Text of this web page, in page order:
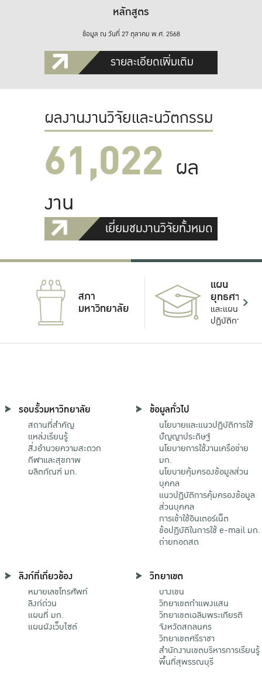
หลักสูตร
ข้อมูล ณ วันที่ 27 ตุลาคม พ.ศ. 2568
รายละเอียดเพิ่มเติม
ผลงานงานวิจัยและนวัตกรรม
61,022 ผล
งาน
เยี่ยมชมงานวิจัยทั้งหมด
สภา
มหาวิทยาลัย
แผน
ยุทธศาสตร์
และแผน
ปฏิบัติการ
รอบรั้วมหาวิทยาลัย
สถานที่สำคัญ
แหล่งเรียนรู้
สิ่งอำนวยความสะดวก
กีฬาและสุขภาพ
ผลิตภัณฑ์ มก.
ข้อมูลทั่วไป
นโยบายและแนวปฏิบัติการใช้
ปัญญาประดิษฐ์
นโยบายการใช้งานเครือข่าย
มก.
นโยบายคุ้มครองข้อมูลส่วน
บุคคล
แนวปฏิบัติการคุ้มครองข้อมูล
ส่วนบุคคล
การเข้าใช้อินเตอร์เน็ต
ข้อปฏิบัติในการใช้ e-mail มก.
ถ่ายทอดสด
ลิงก์ที่เกี่ยวข้อง
หมายเลขโทรศัพท์
ลิงก์ด่วน
แผนที่ มก.
แผนผังเว็บไซต์
วิทยาเขต
บางเขน
วิทยาเขตกําแพงแสน
วิทยาเขตเฉลิมพระเกียรติ
จังหวัดสกลนคร
วิทยาเขตศรีราชา
สำนักงานเขตบริหารการเรียนรู้
พื้นที่สุพรรณบุรี